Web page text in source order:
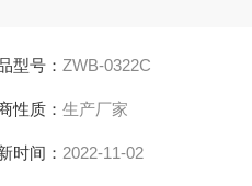
型号： ZWB-0322C
性质： 生产厂家
时间： 2022-11-02